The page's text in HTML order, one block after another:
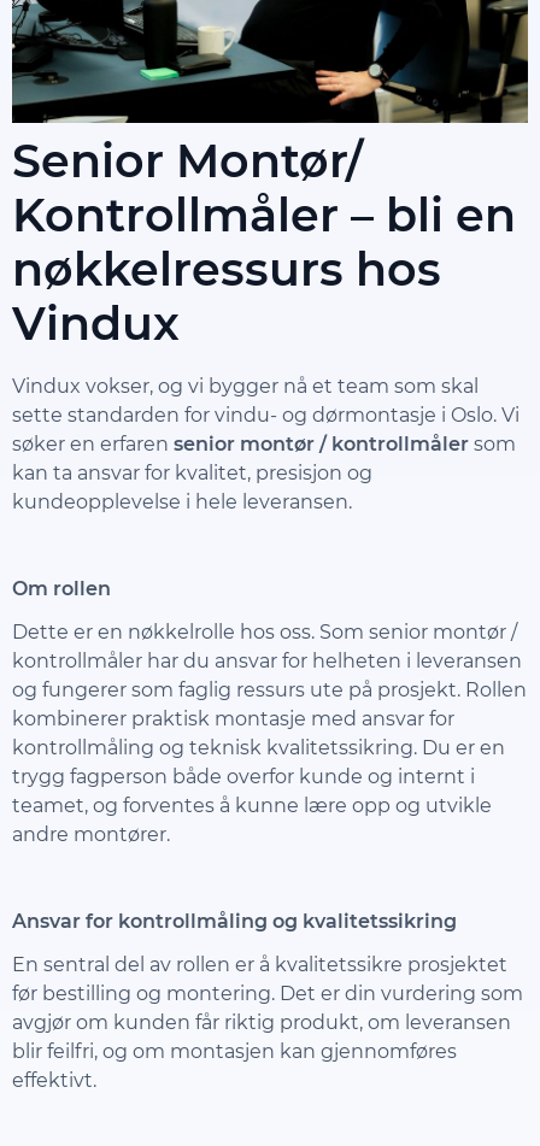
Senior Montør/
Kontrollmåler – bli en
nøkkelressurs hos
Vindux
Vindux vokser, og vi bygger nå et team som skal
sette standarden for vindu- og dørmontasje i Oslo. Vi
søker en erfaren senior montør / kontrollmåler som
kan ta ansvar for kvalitet, presisjon og
kundeopplevelse i hele leveransen.
Om rollen
Dette er en nøkkelrolle hos oss. Som senior montør /
kontrollmåler har du ansvar for helheten i leveransen
og fungerer som faglig ressurs ute på prosjekt. Rollen
kombinerer praktisk montasje med ansvar for
kontrollmåling og teknisk kvalitetssikring. Du er en
trygg fagperson både overfor kunde og internt i
teamet, og forventes å kunne lære opp og utvikle
andre montører.
Ansvar for kontrollmåling og kvalitetssikring
En sentral del av rollen er å kvalitetssikre prosjektet
før bestilling og montering. Det er din vurdering som
avgjør om kunden får riktig produkt, om leveransen
blir feilfri, og om montasjen kan gjennomføres
effektivt.